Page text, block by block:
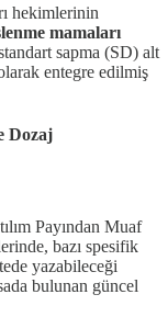
hekimlerinin
mamaları
sapma (SD) alt
entegre edilmiş
Dozaj
Payından Muaf
bazı spesifik
yazabileceği
bulunan güncel